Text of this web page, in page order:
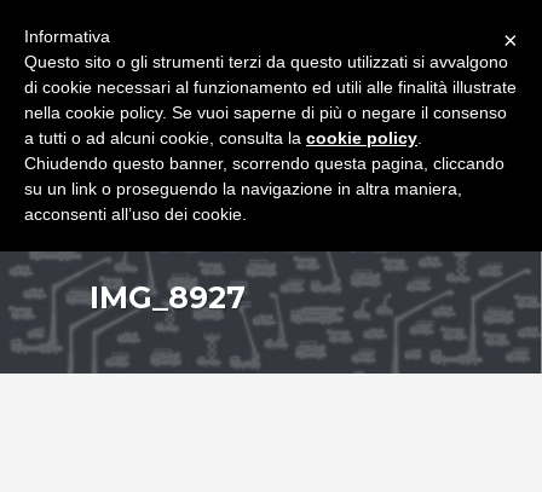
IMG_8927
×
Informativa
Questo sito o gli strumenti terzi da questo utilizzati si avvalgono
di cookie necessari al funzionamento ed utili alle finalità illustrate
nella cookie policy. Se vuoi saperne di più o negare il consenso
a tutti o ad alcuni cookie, consulta la cookie policy
Chiudendo questo banner, scorrendo questa pagina, cliccando
su un link o proseguendo la navigazione in altra maniera,
acconsenti all’uso dei cookie.